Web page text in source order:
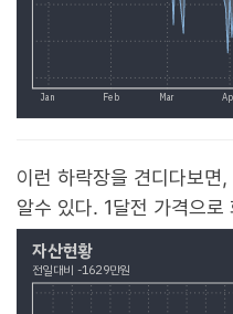
이런 하락장을 견디다보면
알수 있다. 1달전 가격으로